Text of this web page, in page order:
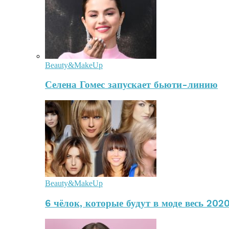
Beauty&MakeUp
Селена Гомес запускает бьюти-линию
Beauty&MakeUp
6 чёлок, которые будут в моде весь